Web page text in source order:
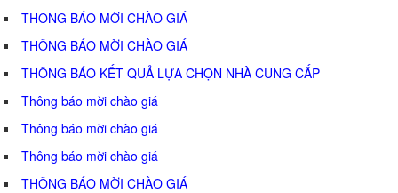
THÔNG BÁO MỜI CHÀO GIÁ
THÔNG BÁO MỜI CHÀO GIÁ
THÔNG BÁO KẾT QUẢ LỰA CHỌN NHÀ CUNG CẤP
Thông báo mời chào giá
Thông báo mời chào giá
Thông báo mời chào giá
THÔNG BÁO MỜI CHÀO GIÁ